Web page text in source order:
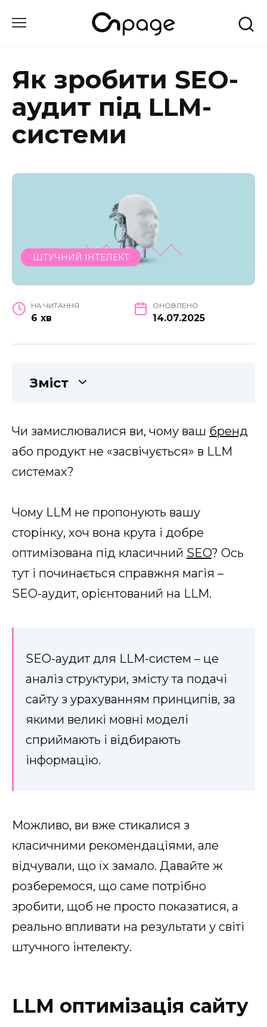
до
Як зробити SEO-
аудит під LLM-
системи
ШТУЧНИЙ ІНТЕЛЕКТ
НА ЧИТАННЯ
6 хв
ОНОВЛЕНО
14.07.2025
Зміст
Чи замислювалися ви, чому ваш бренд
або продукт не «засвічується» в LLM
системах?
Чому LLM не пропонують вашу
сторінку, хоч вона крута і добре
оптимізована під класичний SEO? Ось
тут і починається справжня магія –
SEO-аудит, орієнтований на LLM.
SEO-аудит для LLM-систем – це
аналіз структури, змісту та подачі
сайту з урахуванням принципів, за
якими великі мовні моделі
сприймають і відбирають
інформацію.
Можливо, ви вже стикалися з
класичними рекомендаціями, але
відчували, що їх замало. Давайте ж
розберемося, що саме потрібно
зробити, щоб не просто показатися, а
реально впливати на результати у світі
штучного інтелекту.
LLM оптимізація сайту